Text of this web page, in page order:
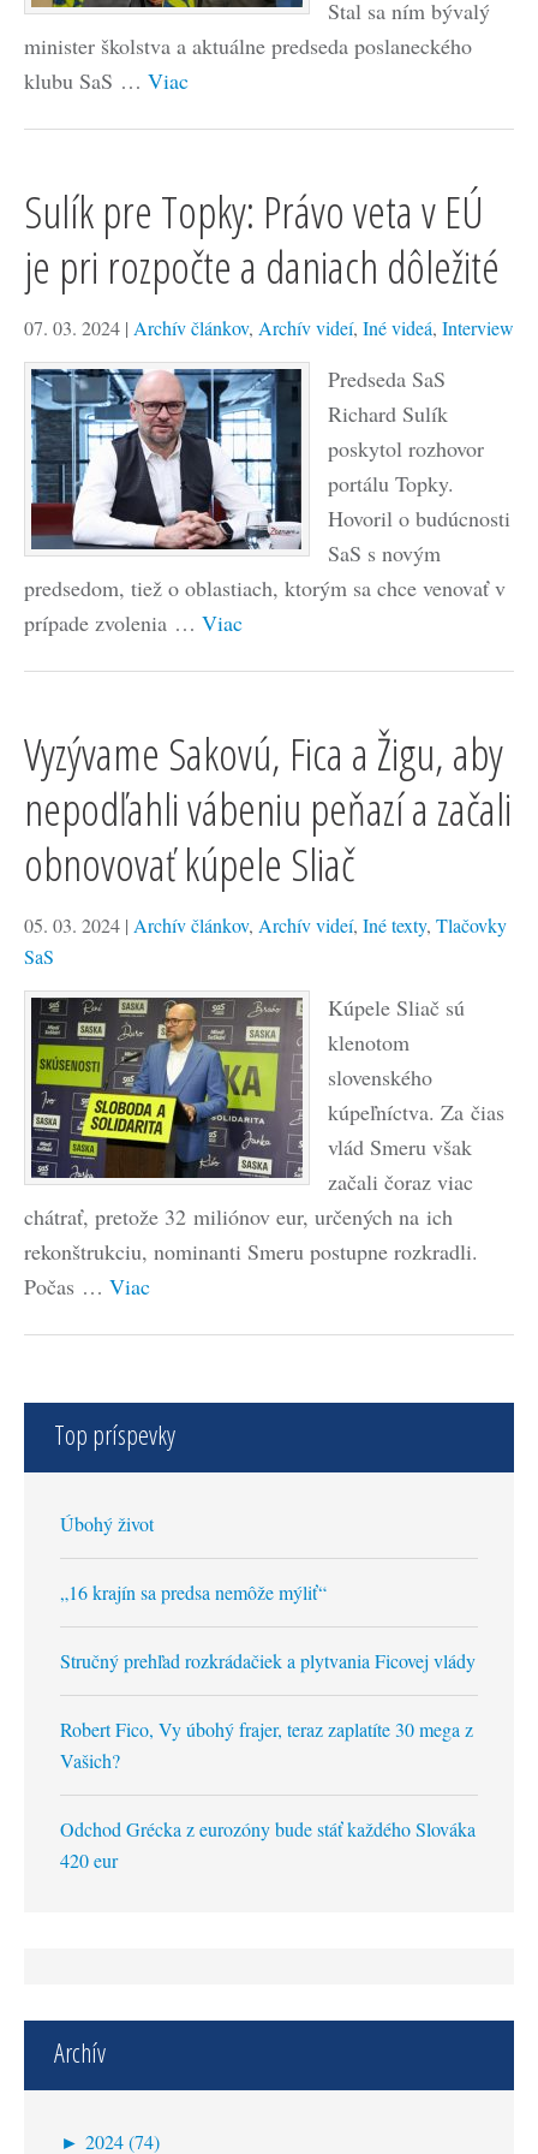
Stal sa ním bývalý
minister školstva a aktuálne predseda poslaneckého
klubu SaS … Viac
Sulík pre Topky: Právo veta v EÚ
je pri rozpočte a daniach dôležité
07. 03. 2024 | Archív článkov, Archív videí, Iné videá, Interview
Predseda SaS
Richard Sulík
poskytol rozhovor
portálu Topky.
Hovoril o budúcnosti
SaS s novým
predsedom, tiež o oblastiach, ktorým sa chce venovať v
prípade zvolenia … Viac
Vyzývame Sakovú, Fica a Žigu, aby
nepodľahli vábeniu peňazí a začali
obnovovať kúpele Sliač
05. 03. 2024 | Archív článkov, Archív videí, Iné texty, Tlačovky
SaS
Kúpele Sliač sú
klenotom
slovenského
kúpeľníctva. Za čias
vlád Smeru však
začali čoraz viac
chátrať, pretože 32 miliónov eur, určených na ich
rekonštrukciu, nominanti Smeru postupne rozkradli.
Počas … Viac
Top príspevky
Úbohý život
„16 krajín sa predsa nemôže mýliť“
Stručný prehľad rozkrádačiek a plytvania Ficovej vlády
Robert Fico, Vy úbohý frajer, teraz zaplatíte 30 mega z
Vašich?
Odchod Grécka z eurozóny bude stáť každého Slováka
420 eur
Archív
► 2024 (74)